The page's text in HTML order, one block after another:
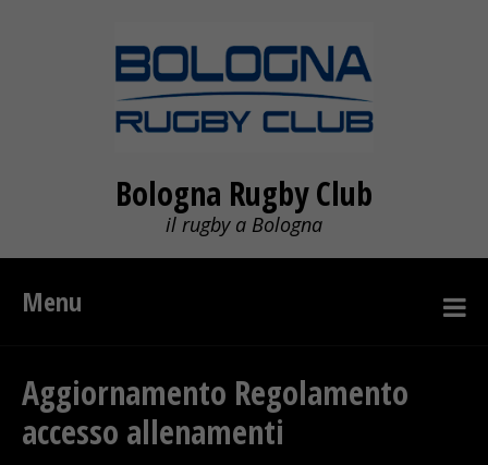
Bologna Rugby Club
il rugby a Bologna
Menu
Aggiornamento Regolamento
accesso allenamenti